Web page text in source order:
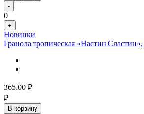
-
0
+
Новинки
Гранола тропическая «Настин Сластин»,
365.00 ₽
₽
В корзину